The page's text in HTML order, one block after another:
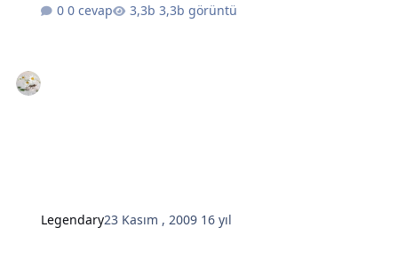
0 cevap
3,3b görüntü
Legendary23 Kasım , 2009 16 yıl